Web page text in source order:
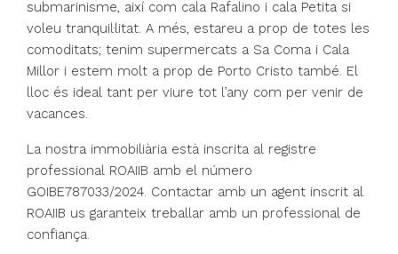
submarinisme, així com cala Rafalino i cala Petita si
voleu tranquil·litat. A més, estareu a prop de totes les
comoditats; tenim supermercats a Sa Coma i Cala
Millor i estem molt a prop de Porto Cristo també. El
lloc és ideal tant per viure tot l’any com per venir de
vacances.
La nostra immobiliària està inscrita al registre
professional ROAIIB amb el número
GOIBE787033/2024. Contactar amb un agent inscrit al
ROAIIB us garanteix treballar amb un professional de
confiança.